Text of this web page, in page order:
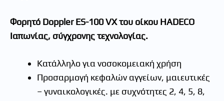
Φορητό Doppler ES-100 VX του οίκου HADECO
Ιαπωνίας, σύγχρονης τεχνολογίας.
Κατάλληλο για νοσοκομειακή χρήση
Προσαρμογή κεφαλών αγγείων, μαιευτικές
– γυναικολογικές. με συχνότητες 2, 4, 5, 8,